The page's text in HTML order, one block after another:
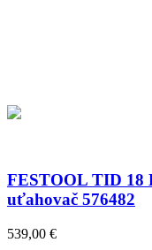
FESTOOL TID 18
uťahovač 576482
539,00 €